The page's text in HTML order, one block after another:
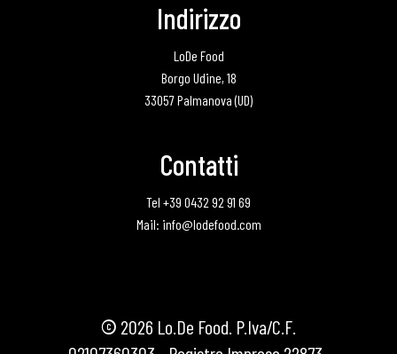
Indirizzo
LoDe Food
Borgo Udine, 18
33057 Palmanova (UD)
Contatti
Tel +39 0432 92 91 69
Mail: info@lodefood.com
© 2026 Lo.De Food. P.Iva/C.F.